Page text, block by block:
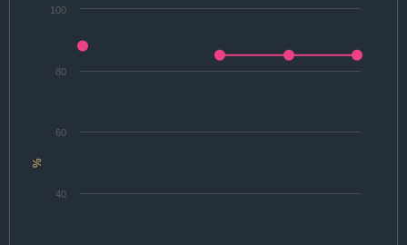
%
40
60
80
100